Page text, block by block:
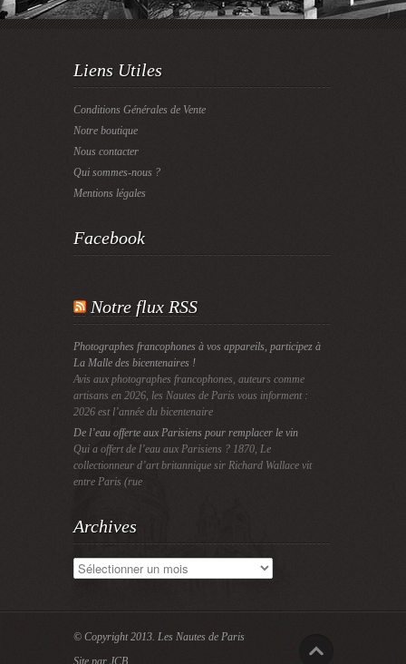
Liens Utiles
Conditions Générales de Vente
Notre boutique
Nous contacter
Qui sommes-nous ?
Mentions légales
Facebook
Notre flux RSS
Photographes francophones à vos appareils, participez à
La Malle des bicentenaires !
Avis aux photographes francophones, auteurs comme
artisans en 2026, les Nautes de Paris vous informent :
2026 est l’année du bicentenaire
De l’eau offerte aux Parisiens pour remplacer le vin
Qui a offert de l’eau aux Parisiens ? 1870, Le
collectionneur d’art britannique sir Richard Wallace vit
entre Paris (rue
Archives
Archives
© Copyright 2013. Les Nautes de Paris
Site par JCB